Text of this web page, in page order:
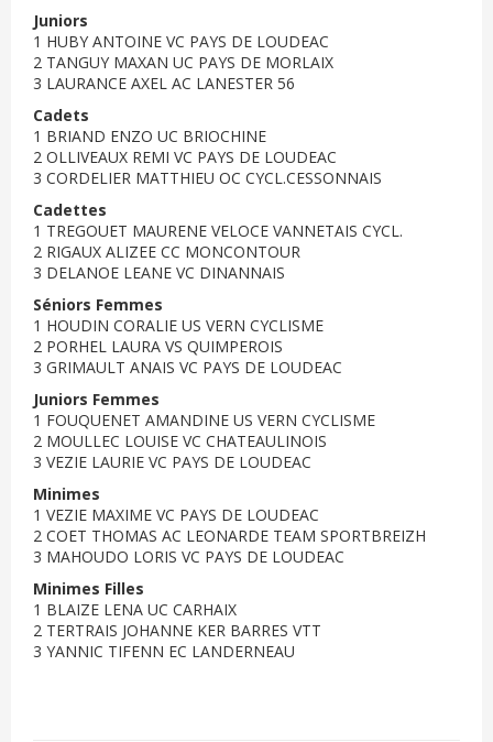
Juniors
1 HUBY ANTOINE VC PAYS DE LOUDEAC
2 TANGUY MAXAN UC PAYS DE MORLAIX
3 LAURANCE AXEL AC LANESTER 56
Cadets
1 BRIAND ENZO UC BRIOCHINE
2 OLLIVEAUX REMI VC PAYS DE LOUDEAC
3 CORDELIER MATTHIEU OC CYCL.CESSONNAIS
Cadettes
1 TREGOUET MAURENE VELOCE VANNETAIS CYCL.
2 RIGAUX ALIZEE CC MONCONTOUR
3 DELANOE LEANE VC DINANNAIS
Séniors Femmes
1 HOUDIN CORALIE US VERN CYCLISME
2 PORHEL LAURA VS QUIMPEROIS
3 GRIMAULT ANAIS VC PAYS DE LOUDEAC
Juniors Femmes
1 FOUQUENET AMANDINE US VERN CYCLISME
2 MOULLEC LOUISE VC CHATEAULINOIS
3 VEZIE LAURIE VC PAYS DE LOUDEAC
Minimes
1 VEZIE MAXIME VC PAYS DE LOUDEAC
2 COET THOMAS AC LEONARDE TEAM SPORTBREIZH
3 MAHOUDO LORIS VC PAYS DE LOUDEAC
Minimes Filles
1 BLAIZE LENA UC CARHAIX
2 TERTRAIS JOHANNE KER BARRES VTT
3 YANNIC TIFENN EC LANDERNEAU